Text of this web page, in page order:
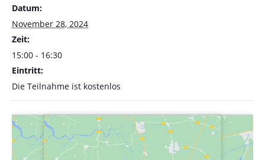
Datum:
November 28, 2024
Zeit:
15:00 - 16:30
Eintritt:
Die Teilnahme ist kostenlos